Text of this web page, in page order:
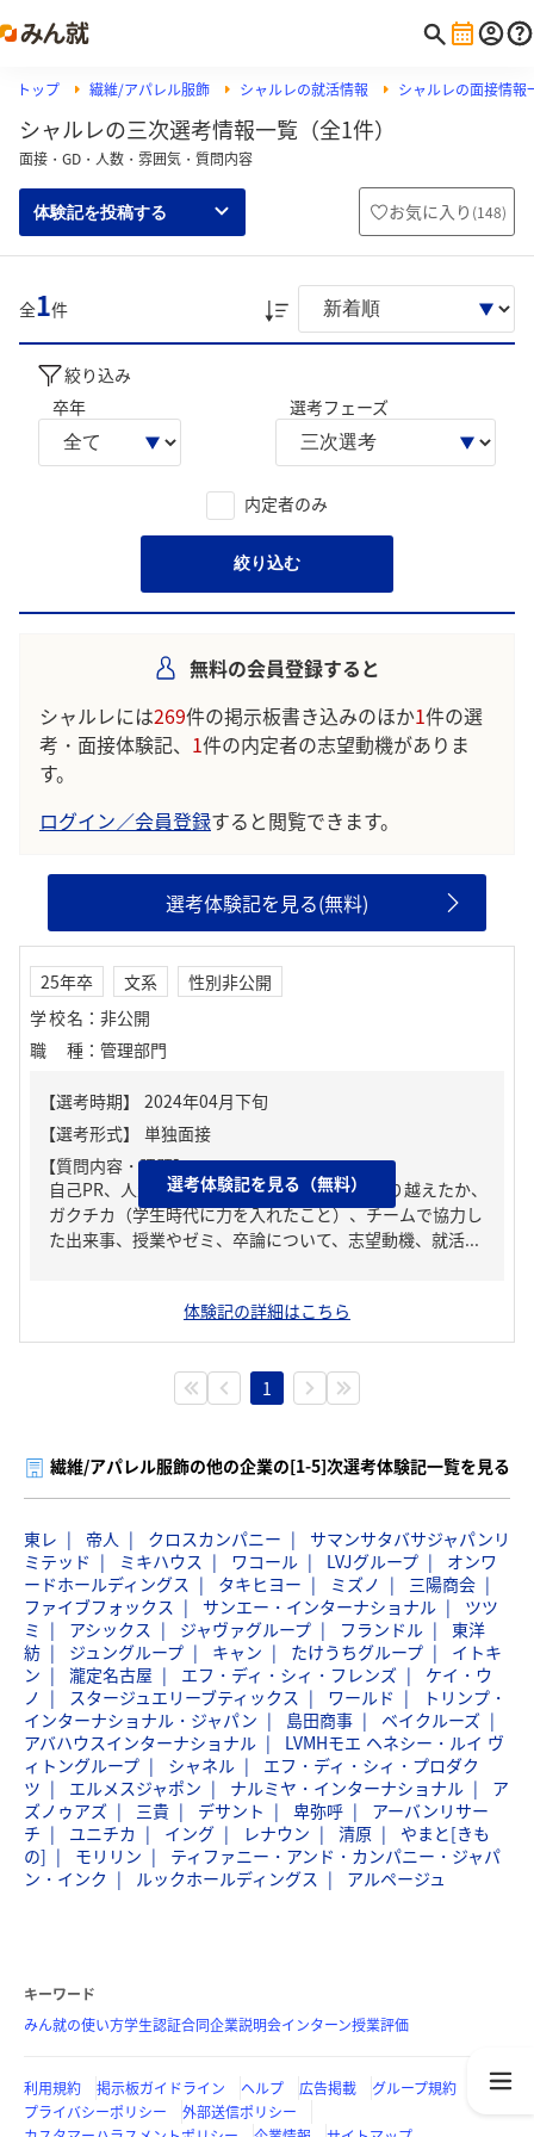
トップ 繊維/アパレル服飾 シャルレの就活情報 シャルレの面接情報
シャルレの三次選考情報一覧（全1件）
面接・GD・人数・雰囲気・質問内容
体験記を投稿する お気に入り (148)
全1件
絞り込み
卒年
選考フェーズ
内定者のみ
絞り込む
無料の会員登録すると
シャルレには269件の掲示板書き込みのほか1件の選
考・面接体験記、 1件の内定者の志望動機がありま
す。
ログイン／会員登録すると閲覧できます。
選考体験記を見る(無料)
25年卒 文系
性別非公開
学校名 ： 非公開
職種 ： 管理部門
【質問内容・課題】
自己PR、人生の中で大きな挫折経験。どう乗り越えたか、
ガクチカ（学生時代に力を入れたこと）、チームで協力し
た出来事、授業やゼミ、卒論について、志望動機、就活...
選考体験記を見る（無料）
体験記の詳細はこちら
1
繊維/アパレル服飾の他の企業の[1-5]次選考体験記一覧を見る
東レ 帝人 クロスカンパニー
サマンサタバサジャパンリ
ミテッド
ミキハウス ワコール LVJグループ
オンワ
ードホールディングス
タキヒヨー ミズノ
三陽商会
ファイブフォックス
サンエー・インターナショナル
ツツ
ミ
アシックス ジャヴァグループ フランドル
東洋
紡
ジュングループ キャン たけうちグループ
イトキ
ン
瀧定名古屋 エフ・ディ・シィ・フレンズ
ケイ・ウ
ノ
スタージュエリーブティックス ワールド
トリンプ・
インターナショナル・ジャパン
島田商事
ベイクルーズ
アバハウスインターナショナル
LVMHモエ ヘネシー・ルイ ヴ
ィトングループ
シャネル
エフ・ディ・シィ・プロダク
ツ
エルメスジャポン ナルミヤ・インターナショナル
ア
ズノゥアズ
三貴 デサント 卑弥呼
アーバンリサー
チ
ユニチカ イング レナウン 清原
やまと[きも
の]
モリリン
ティファニー・アンド・カンパニー・ジャパ
ン・インク
ルックホールディングス アルページュ
キーワード
みん就の使い方学生認証合同企業説明会インターン授業評価
利用規約 掲示板ガイドライン ヘルプ 広告掲載
グループ規約
プライバシーポリシー
外部送信ポリシー